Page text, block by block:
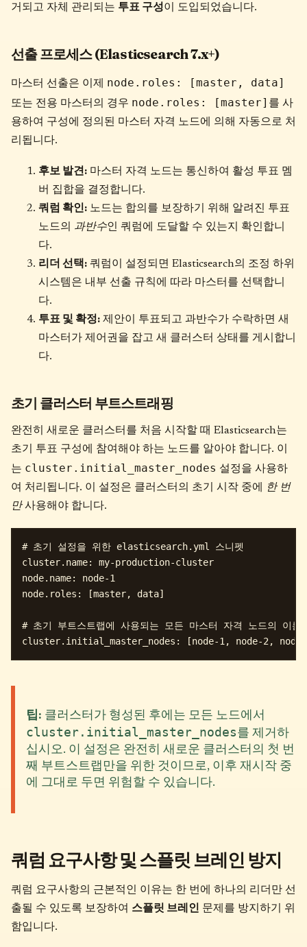
거되고 자체 관리되는 투표 구성이 도입되었습니다.
선출 프로세스 (Elasticsearch 7.x+)
마스터 선출은 이제 node.roles: [master, data]
또는 전용 마스터의 경우 node.roles: [master] 를 사
용하여 구성에 정의된 마스터 자격 노드에 의해 자동으로 처
리됩니다.
후보 발견: 마스터 자격 노드는 통신하여 활성 투표 멤
버 집합을 결정합니다.
쿼럼 확인: 노드는 합의를 보장하기 위해 알려진 투표
노드의 과반수인 쿼럼에 도달할 수 있는지 확인합니
다.
리더 선택: 쿼럼이 설정되면 Elasticsearch의 조정 하위
시스템은 내부 선출 규칙에 따라 마스터를 선택합니
다.
투표 및 확정: 제안이 투표되고 과반수가 수락하면 새
마스터가 제어권을 잡고 새 클러스터 상태를 게시합니
다.
초기 클러스터 부트스트래핑
완전히 새로운 클러스터를 처음 시작할 때 Elasticsearch는
초기 투표 구성에 참여해야 하는 노드를 알아야 합니다. 이
는 cluster.initial_master_nodes 설정을 사용하
여 처리됩니다. 이 설정은 클러스터의 초기 시작 중에
한 번
만사용해야 합니다.
# 초기 설정을 위한 elasticsearch.yml 스니펫
cluster.name: my-production-cluster
node.name: node-1
node.roles: [master, data]
# 초기 부트스트랩에 사용되는 모든 마스터 자격 노드의 이름
팁: 클러스터가 형성된 후에는 모든 노드에서
cluster.initial_master_nodes를 제거하
십시오. 이 설정은 완전히 새로운 클러스터의 첫 번
째 부트스트랩만을 위한 것이므로, 이후 재시작 중
에 그대로 두면 위험할 수 있습니다.
쿼럼 요구사항 및 스플릿 브레인 방지
쿼럼 요구사항의 근본적인 이유는 한 번에 하나의 리더만 선
출될 수 있도록 보장하여 스플릿 브레인 문제를 방지하기 위
함입니다.